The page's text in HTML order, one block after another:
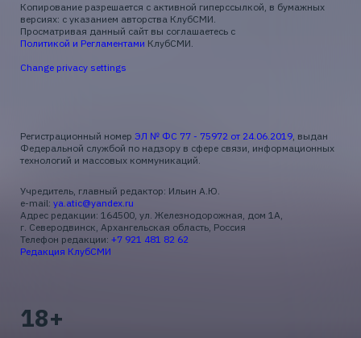
Копирование разрешается с активной гиперссылкой, в бумажных
версиях: с указанием авторства КлубСМИ.
Просматривая данный сайт вы соглашаетесь с
Политикой и Регламентами КлубСМИ.
Change privacy settings
Регистрационный номер ЭЛ № ФС 77 - 75972 от 24.06.2019, выдан
Федеральной службой по надзору в сфере связи, информационных
технологий и массовых коммуникаций.
Учредитель, главный редактор: Ильин А.Ю.
e-mail: ya.atic@yandex.ru
Адрес редакции: 164500, ул. Железнодорожная, дом 1А,
г. Северодвинск, Архангельская область, Россия
Телефон редакции: +7 921 481 82 62
Редакция КлубСМИ
18+